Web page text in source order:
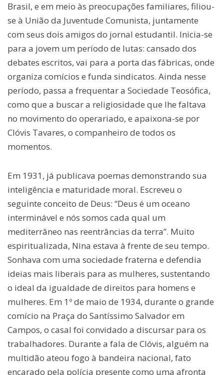
Brasil, e em meio às preocupações familiares, filiou-
se à União da Juventude Comunista, juntamente
com seus dois amigos do jornal estudantil. Inicia-se
para a jovem um período de lutas: cansado dos
debates escritos, vai para a porta das fábricas, onde
organiza comícios e funda sindicatos. Ainda nesse
período, passa a frequentar a Sociedade Teosófica,
como que a buscar a religiosidade que lhe faltava
no movimento do operariado, e apaixona-se por
Clóvis Tavares, o companheiro de todos os
momentos.
Em 1931, já publicava poemas demonstrando sua
inteligência e maturidade moral. Escreveu o
seguinte conceito de Deus: “Deus é um oceano
interminável e nós somos cada qual um
mediterrâneo nas reentrâncias da terra”. Muito
espiritualizada, Nina estava à frente de seu tempo.
Sonhava com uma sociedade fraterna e defendia
ideias mais liberais para as mulheres, sustentando
o ideal da igualdade de direitos para homens e
mulheres. Em 1º de maio de 1934, durante o grande
comício na Praça do Santíssimo Salvador em
Campos, o casal foi convidado a discursar para os
trabalhadores. Durante a fala de Clóvis, alguém na
multidão ateou fogo à bandeira nacional, fato
encarado pela polícia presente como uma afronta